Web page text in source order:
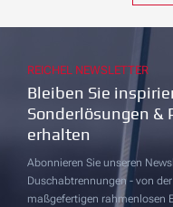
REICHEL NEWSLETTER
Bleiben Sie
Sonderlösungen &
erhalten
Abonnieren Sie unseren
Duschabtrennungen - von
maßgefertigen rahmenlosen